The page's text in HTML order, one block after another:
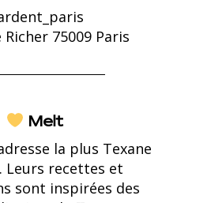
Richer 75009 Paris
Melt
la plus Texane
Leurs recettes et
sont inspirées des